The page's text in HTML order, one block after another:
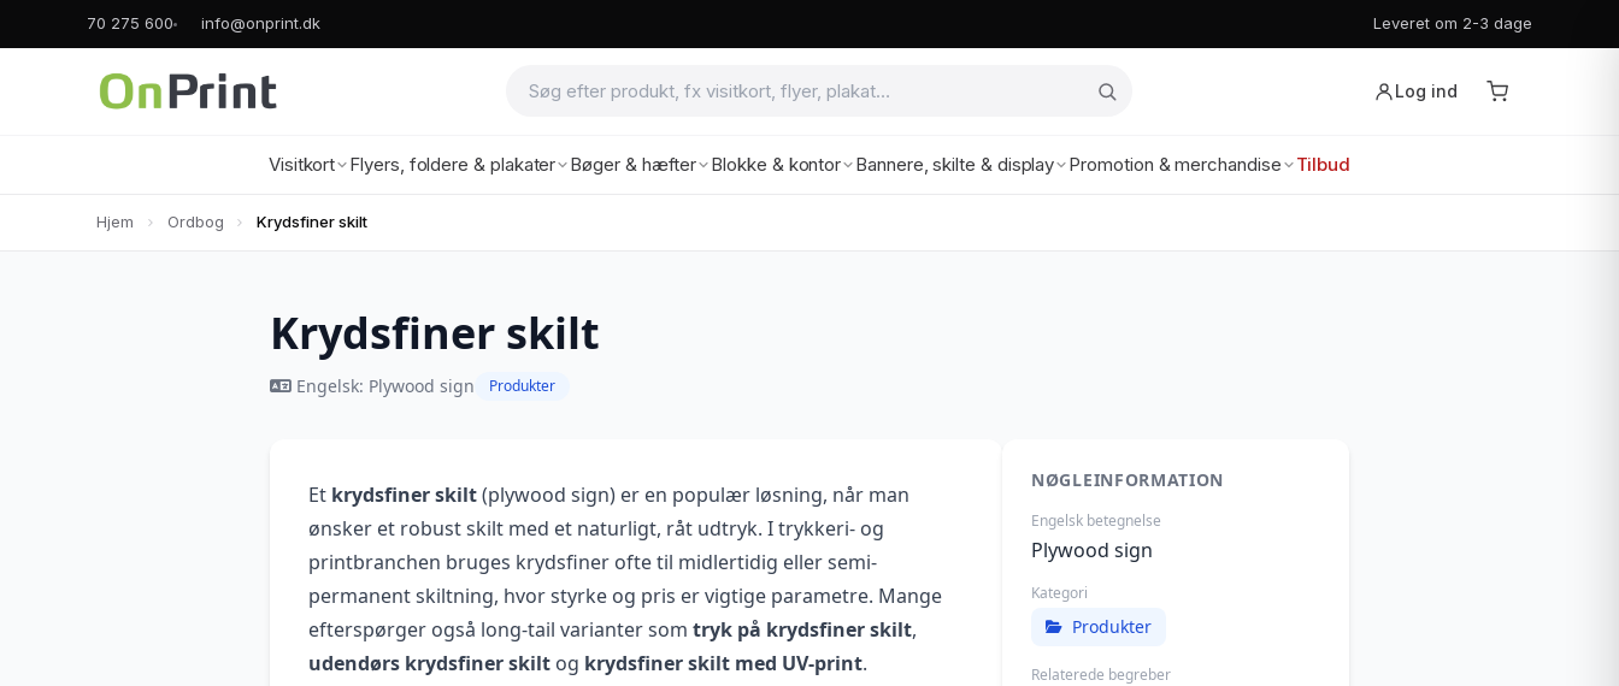
70 275 600 info@onprint.dk Leveret om 2-3 dage
Log ind
Visitkort Flyers, foldere & plakater Bøger & hæfter Blokke & kontor Bannere, skilte & display Promotion & merchandise Tilbud
Hjem Ordbog Krydsfiner skilt
Krydsfiner skilt
Engelsk: Plywood sign Produkter
Et krydsfiner skilt(plywood sign) er en populær løsning, når man
ønsker et robust skilt med et naturligt, råt udtryk. I trykkeri- og
printbranchen bruges krydsfiner ofte til midlertidig eller semi-
permanent skiltning, hvor styrke og pris er vigtige parametre. Mange
efterspørger også long-tail varianter som tryk på krydsfiner skilt,
udendørs krydsfiner skilt og krydsfiner skilt med UV-print.
NØGLEINFORMATION
Engelsk betegnelse
Plywood sign
Kategori
Produkter
Relaterede begreber